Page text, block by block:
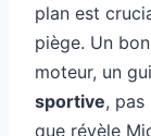
plan est
piège. Un
moteur, un
sportive, pas
que révèle